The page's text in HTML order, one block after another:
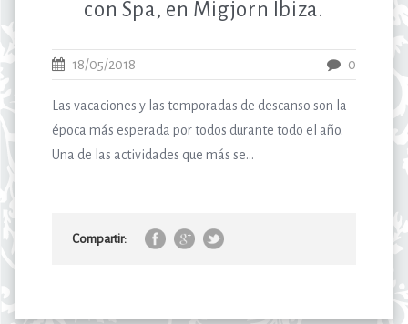
con Spa, en Migjorn Ibiza.
18/05/2018 0
Las vacaciones y las temporadas de descanso son la
época más esperada por todos durante todo el año.
Una de las actividades que más se...
Compartir: